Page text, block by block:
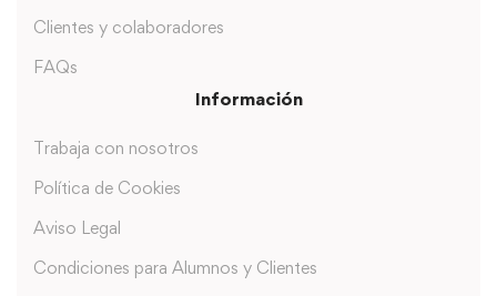
Clientes y colaboradores
FAQs
Información
Trabaja con nosotros
Política de Cookies
Aviso Legal
Condiciones para Alumnos y Clientes